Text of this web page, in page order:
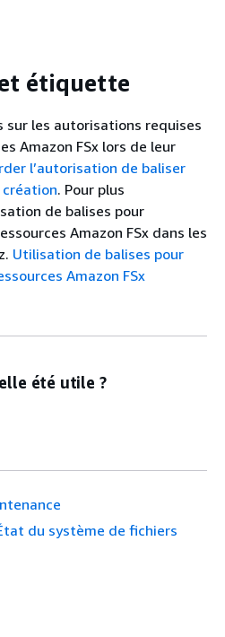
étiquette
les autorisations requises
Amazon FSx lors de leur
l’autorisation de baliser
création. Pour plus
de balises pour
Amazon FSx dans les
Utilisation de balises pour
Amazon FSx
été utile ?
du système de fichiers